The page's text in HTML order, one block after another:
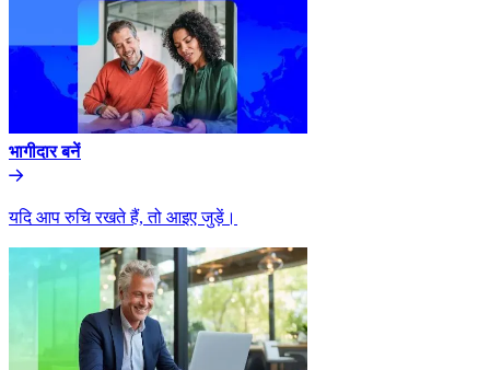
भागीदार बनें​​
यदि आप रुचि रखते हैं, तो आइए जुड़ें।​​